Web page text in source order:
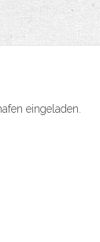
eingeladen.